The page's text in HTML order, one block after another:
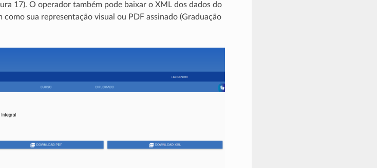
17). O operador também pode baixar o XML dos dados do
como sua representação visual ou PDF assinado (Graduação